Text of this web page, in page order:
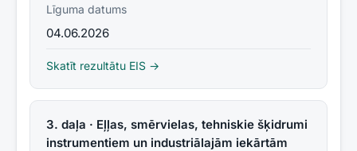
Līguma datums
04.06.2026
Skatīt rezultātu EIS →
3. daļa · Eļļas, smērvielas, tehniskie šķidrumi
instrumentiem un industriālajām iekārtām